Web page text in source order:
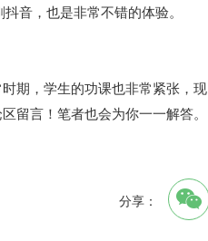
音，也是非常不错的体验。
期，学生的功课也非常紧张，现
留言！笔者也会为你一一解答。
分享：